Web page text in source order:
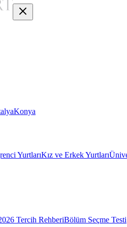
Konya
YurtlarıKız ve Erkek Yurtları
Tercih RehberiBölüm Seçme Testi